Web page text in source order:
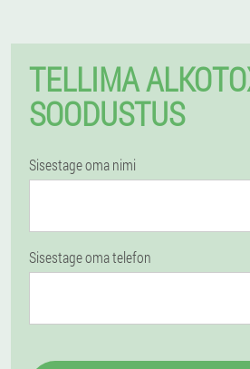
TELLIMA
SOODUSTUS
Sisestage oma nimi
Sisestage oma telefon